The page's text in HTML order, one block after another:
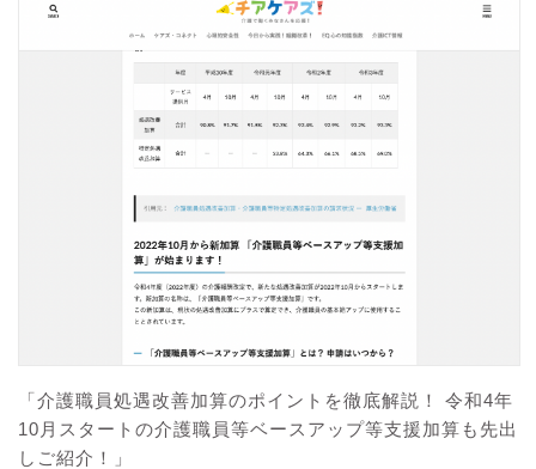
「介護職員処遇改善加算のポイントを徹底解説！ 令和4年
10月スタートの介護職員等ベースアップ等支援加算も先出
しご紹介！」